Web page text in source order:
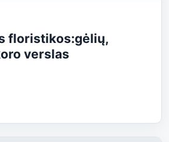
floristikos:gėlių,
verslas